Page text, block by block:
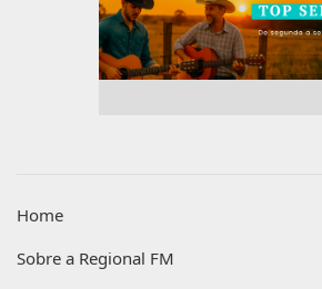
Home
Sobre a Regional FM